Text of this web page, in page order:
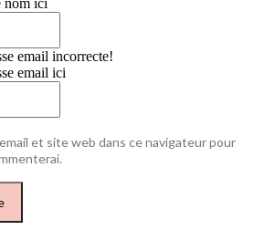
nom ici
email incorrecte!
email ici
et site web dans ce navigateur pour